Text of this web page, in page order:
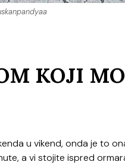
KOJI
u vikend, onda je to
a vi stojite ispred